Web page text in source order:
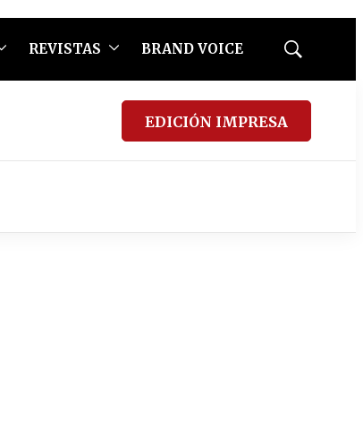
REVISTAS BRAND VOICE
Mostrar
EDICIÓN IMPRESA